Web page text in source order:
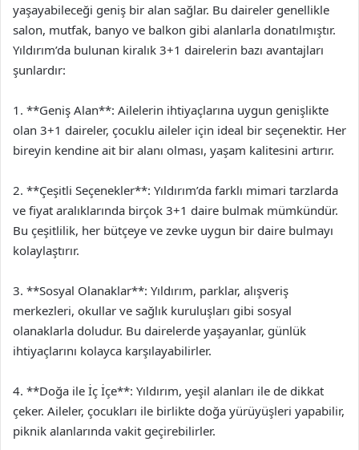
yaşayabileceği geniş bir alan sağlar. Bu daireler genellikle
salon, mutfak, banyo ve balkon gibi alanlarla donatılmıştır.
Yıldırım’da bulunan kiralık 3+1 dairelerin bazı avantajları
şunlardır:
1. **Geniş Alan**: Ailelerin ihtiyaçlarına uygun genişlikte
olan 3+1 daireler, çocuklu aileler için ideal bir seçenektir. Her
bireyin kendine ait bir alanı olması, yaşam kalitesini artırır.
2. **Çeşitli Seçenekler**: Yıldırım’da farklı mimari tarzlarda
ve fiyat aralıklarında birçok 3+1 daire bulmak mümkündür.
Bu çeşitlilik, her bütçeye ve zevke uygun bir daire bulmayı
kolaylaştırır.
3. **Sosyal Olanaklar**: Yıldırım, parklar, alışveriş
merkezleri, okullar ve sağlık kuruluşları gibi sosyal
olanaklarla doludur. Bu dairelerde yaşayanlar, günlük
ihtiyaçlarını kolayca karşılayabilirler.
4. **Doğa ile İç İçe**: Yıldırım, yeşil alanları ile de dikkat
çeker. Aileler, çocukları ile birlikte doğa yürüyüşleri yapabilir,
piknik alanlarında vakit geçirebilirler.